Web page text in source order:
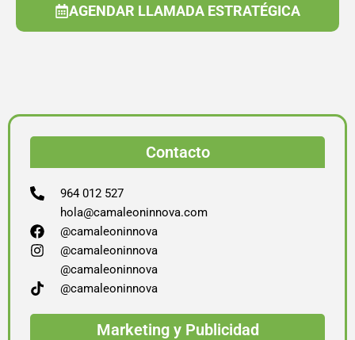
AGENDAR LLAMADA ESTRATÉGICA
Contacto
964 012 527
hola@camaleoninnova.com
@camaleoninnova
@camaleoninnova
@camaleoninnova
@camaleoninnova
Marketing y Publicidad